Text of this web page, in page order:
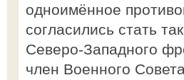
одноимённое
согласились стать
Северо-Западного
член Военного